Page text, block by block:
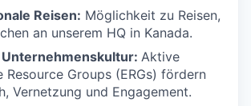
Reisen: Möglichkeit zu Reisen,
an unserem HQ in Kanada.
Aktive
Resource Groups (ERGs) fördern
Vernetzung und Engagement.